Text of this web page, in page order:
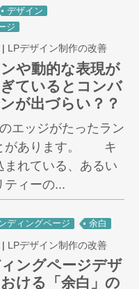
デザイン
ジ
| LPデザイン制作の改善
や動的な表現が
ているとコンバ
が出づらい？？
エッジがたったラン
があります。 キ
れている、あるい
ティーの...
ディングページ 余白
| LPデザイン制作の改善
ングページデザ
ける「余白」の